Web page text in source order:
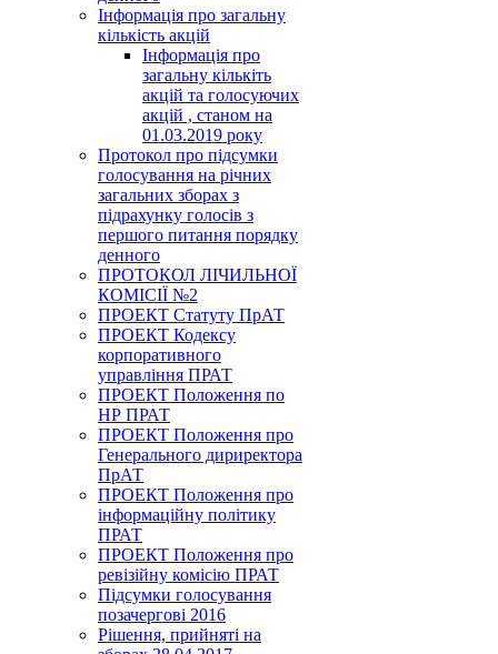
Інформація про загальну
кількість акцій
Інформація про
загальну кількіть
акцій та голосуючих
акцій , станом на
01.03.2019 року
Протокол про підсумки
голосування на річних
загальних зборах з
підрахунку голосів з
першого питання порядку
денного
ПРОТОКОЛ ЛІЧИЛЬНОЇ
КОМІСІЇ №2
ПРОЕКТ Статуту ПрАТ
ПРОЕКТ Кодексу
корпоративного
управління ПРАТ
ПРОЕКТ Положення по
НР ПРАТ
ПРОЕКТ Положення про
Генерального дириректора
ПрАТ
ПРОЕКТ Положення про
інформаційну політику
ПРАТ
ПРОЕКТ Положення про
ревізійну комісію ПРАТ
Підсумки голосування
позачергові 2016
Рішення, прийняті на